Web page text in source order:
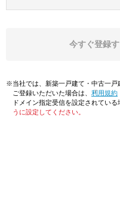
今すぐ登録
※当社では、新築一戸建て・中古一戸
ご登録いただいた場合は、「利用規約
ドメイン指定受信を設定されてい
うに設定してください。